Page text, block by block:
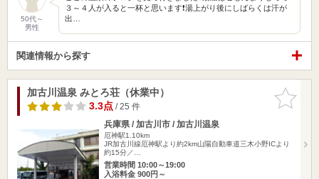
50代～
男性
３～４人が入ると一杯と思います❗️湯上がり後にしばらくは汗が
出…
関連情報から探す
お気に入
りに追加
加古川温泉 みとろ荘（休業中）
3.3点/ 25 件
兵庫県 / 加古川市 / 加古川温泉
厄神駅1.10km
JR加古川線厄神駅より約2km山陽自動車道三木小野ICより
約15分／…
営業時間 10:00～19:00
入浴料金 900円～